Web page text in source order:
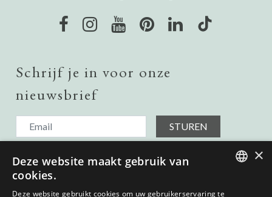
Schrijf je in voor onze
nieuwsbrief
STUREN
Ik ontvang graag updates over onroerend goed in het land,
dus voeg me toe aan uw verzendlijst.
Ik heb het gelezen en ga akkoord met het
×
Deze website maakt gebruik van
cookies.
Deze website gebruikt cookies om uw gebruikerservaring te